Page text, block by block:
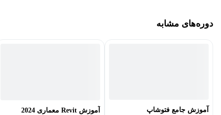
دوره‌های مشابه
آموزش جامع فتوشاپ آموزش Revit معماری 2024